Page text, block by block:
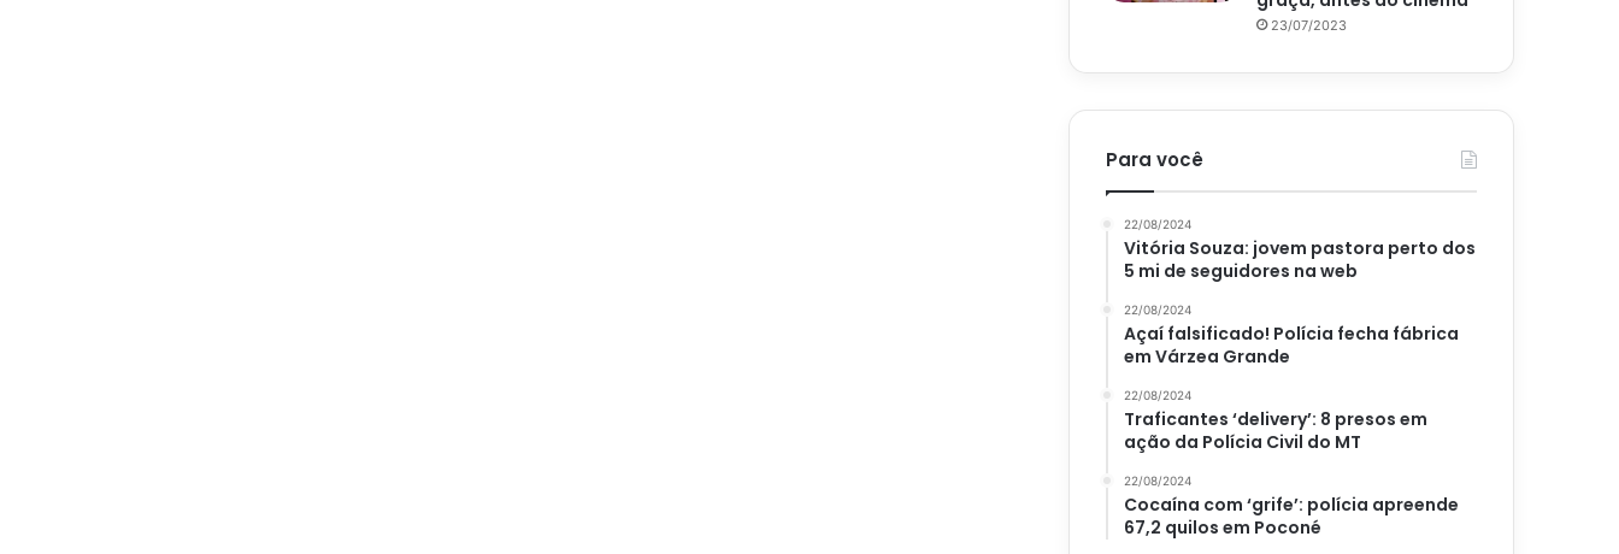
23/07/2023
Para você
22/08/2024
Vitória Souza: jovem pastora perto dos
5 mi de seguidores na web
22/08/2024
Açaí falsificado! Polícia fecha fábrica
em Várzea Grande
22/08/2024
Traficantes ‘delivery’: 8 presos em
ação da Polícia Civil do MT
22/08/2024
Cocaína com ‘grife’: polícia apreende
67,2 quilos em Poconé